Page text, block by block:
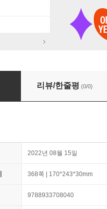
리뷰/한줄평 (0/0)
2022년 08월 15일
368쪽 | 170*243*30mm
9788933708040